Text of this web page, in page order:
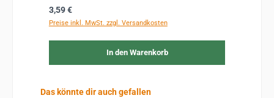
Regulärer Preis:
3,59 €
Preise inkl. MwSt. zzgl. Versandkosten
In den Warenkorb
Produktgalerie überspringen
Das könnte dir auch gefallen